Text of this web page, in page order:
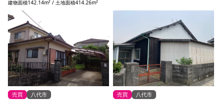
建物面積142.14m² / 土地面積414.26m²
売買 八代市 売買 八代市